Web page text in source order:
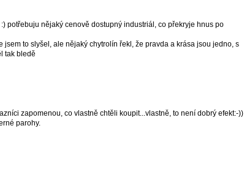
potřebuju nějaký cenově dostupný industriál, co překryje hnus po
jsem to slyšel, ale nějaký chytrolín řekl, že pravda a krása jsou jedno, s
tak bledě
zapomenou, co vlastně chtěli koupit...vlastně, to není dobrý efekt:-))
parohy.